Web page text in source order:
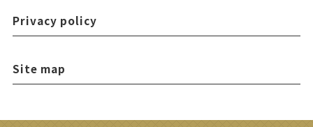
Privacy policy
Site map